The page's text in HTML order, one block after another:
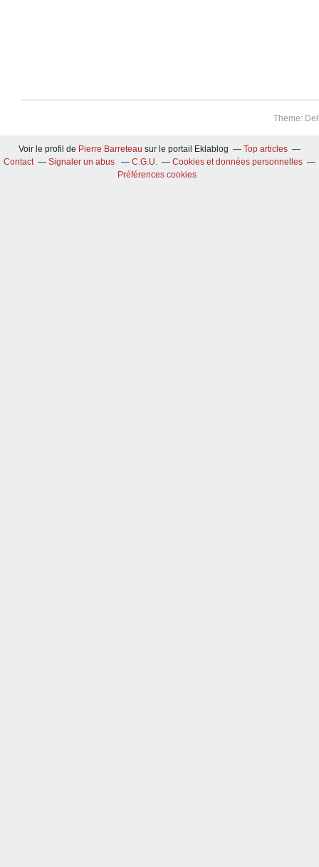
Theme:
Voir le profil de Pierre Barreteau sur le portail Eklablog
Top articles
Contact
Signaler un abus C.G.U.
Cookies et données personnelles
Préférences cookies